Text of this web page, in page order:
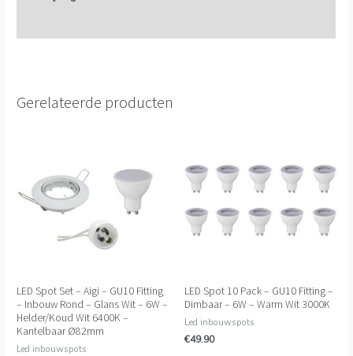
Gerelateerde producten
LED Spot Set – Aigi – GU10 Fitting
– Inbouw Rond – Glans Wit – 6W –
Helder/Koud Wit 6400K –
Kantelbaar Ø82mm
Led inbouwspots
LED Spot 10 Pack – GU10 Fitting –
Dimbaar – 6W – Warm Wit 3000K
Led inbouwspots
€49.90